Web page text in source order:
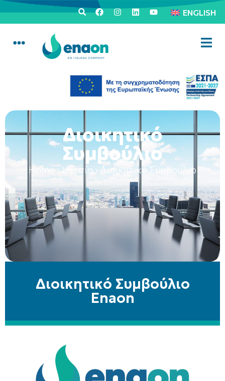
ENGLISH
Διοικητικό
Συμβούλιο
Home›Ηγεσία› Διοικητικό Συμβούλιο
Διοικητικό Συμβούλιο
Enaon